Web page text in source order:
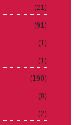
(21)
(91)
(1)
(1)
(190)
(8)
(2)